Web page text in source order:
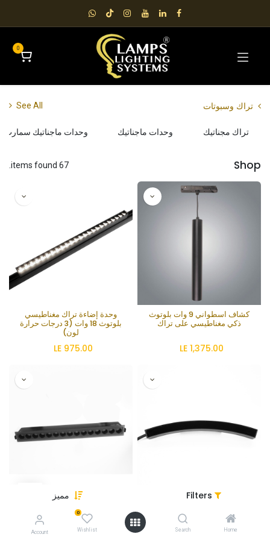
Filters مميز
Home
Search
0
Wishlist
Account
0
تراك وسبوتات See All
تراك مجناتيك وحدات ماجناتيك وحدات ماجناتيك سمارت
Shop
67 items found.
كشاف اسطواني 9 وات بلوتوث
ذكي مغناطيسي على تراك
1,375.00
وحدة إضاءة تراك مغناطيسي
بلوتوث 18 وات (3 درجات حرارة
لون)
975.00
درايفر ليد باور سابلاى تراك دائرى
LE
وحدة إضاءة مغناطيسية تراك
1,775.00